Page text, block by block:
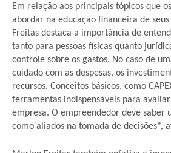
Em relação aos principais tópicos que
abordar na educação financeira de
Freitas destaca a importância de
tanto para pessoas físicas quanto
controle sobre os gastos. No caso de
cuidado com as despesas, os
recursos. Conceitos básicos, como
ferramentas indispensáveis para
empresa. O empreendedor deve saber
como aliados na tomada de decisões",